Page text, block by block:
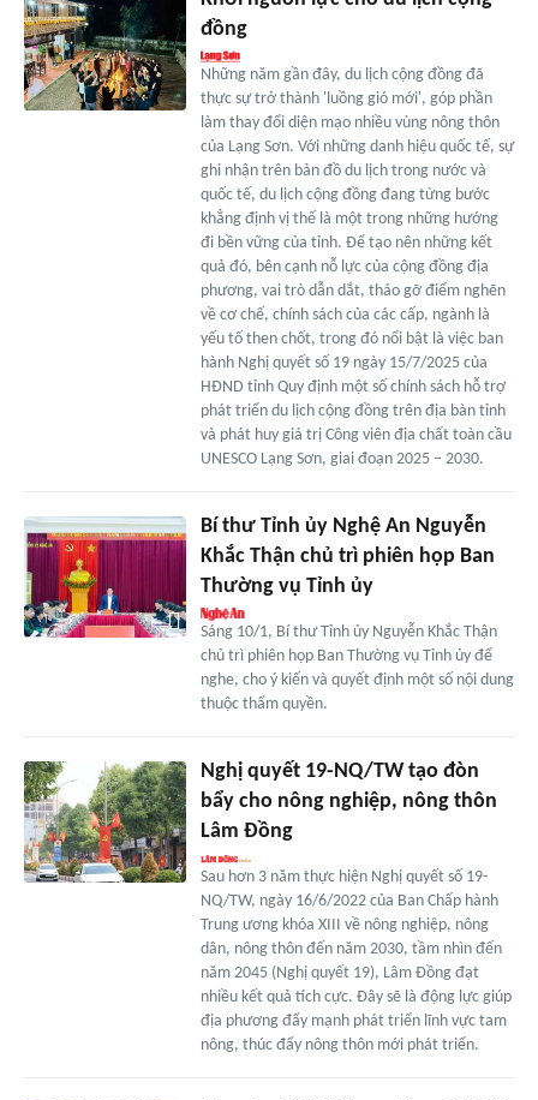
đồng
Những năm gần đây, du lịch cộng đồng đã
thực sự trở thành 'luồng gió mới', góp phần
làm thay đổi diện mạo nhiều vùng nông thôn
của Lạng Sơn. Với những danh hiệu quốc tế, sự
ghi nhận trên bản đồ du lịch trong nước và
quốc tế, du lịch cộng đồng đang từng bước
khẳng định vị thế là một trong những hướng
đi bền vững của tỉnh. Để tạo nên những kết
quả đó, bên cạnh nỗ lực của cộng đồng địa
phương, vai trò dẫn dắt, tháo gỡ điểm nghẽn
về cơ chế, chính sách của các cấp, ngành là
yếu tố then chốt, trong đó nổi bật là việc ban
hành Nghị quyết số 19 ngày 15/7/2025 của
HĐND tỉnh Quy định một số chính sách hỗ trợ
phát triển du lịch cộng đồng trên địa bàn tỉnh
và phát huy giá trị Công viên địa chất toàn cầu
UNESCO Lạng Sơn, giai đoạn 2025 – 2030.
Bí thư Tỉnh ủy Nghệ An Nguyễn
Khắc Thận chủ trì phiên họp Ban
Thường vụ Tỉnh ủy
Sáng 10/1, Bí thư Tỉnh ủy Nguyễn Khắc Thận
chủ trì phiên họp Ban Thường vụ Tỉnh ủy để
nghe, cho ý kiến và quyết định một số nội dung
thuộc thẩm quyền.
Nghị quyết 19-NQ/TW tạo đòn
bẩy cho nông nghiệp, nông thôn
Lâm Đồng
Sau hơn 3 năm thực hiện Nghị quyết số 19-
NQ/TW, ngày 16/6/2022 của Ban Chấp hành
Trung ương khóa XIII về nông nghiệp, nông
dân, nông thôn đến năm 2030, tầm nhìn đến
năm 2045 (Nghị quyết 19), Lâm Đồng đạt
nhiều kết quả tích cực. Đây sẽ là động lực giúp
địa phương đẩy mạnh phát triển lĩnh vực tam
nông, thúc đẩy nông thôn mới phát triển.